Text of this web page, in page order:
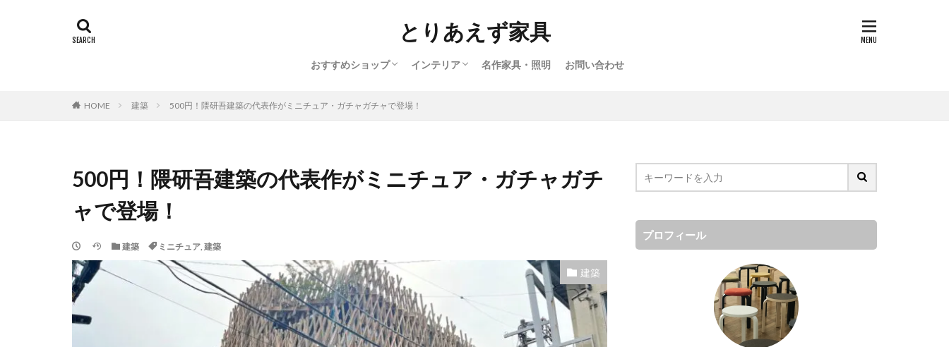
とりあえず家具
おすすめショップ インテリア 名作家具・照明 お問い合わせ
HOME 建築 500円！隈研吾建築の代表作がミニチュア・ガチャガチャで登場！
500円！隈研吾建築の代表作がミニチュア・ガチャガチ
ャで登場！
建築 ミニチュア, 建築
建築
プロフィール